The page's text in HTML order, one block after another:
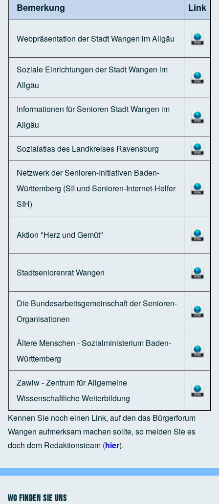
Bemerkung Link
Webpräsentation der Stadt Wangen im Allgäu
Soziale Einrichtungen der Stadt Wangen im
Allgäu
Informationen für Senioren Stadt Wangen im
Allgäu
Sozialatlas des Landkreises Ravensburg
Netzwerk der Senioren-Initiativen Baden-
Württemberg (SII und Senioren-Internet-Helfer
SIH)
Aktion "Herz und Gemüt"
Stadtseniorenrat Wangen
Die Bundesarbeitsgemeinschaft der Senioren-
Organisationen
Ältere Menschen - Sozialministerium Baden-
Württemberg
Zawiw - Zentrum für Allgemeine
Wissenschaftliche Weiterbildung
Kennen Sie noch einen Link, auf den das Bürgerforum
Wangen aufmerksam machen sollte, so melden Sie es
doch dem Redaktionsteam (hier).
Wo finden Sie uns